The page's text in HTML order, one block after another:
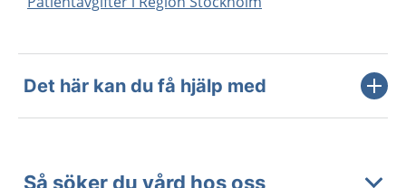
Det här kan du få hjälp med
Så söker du vård hos oss